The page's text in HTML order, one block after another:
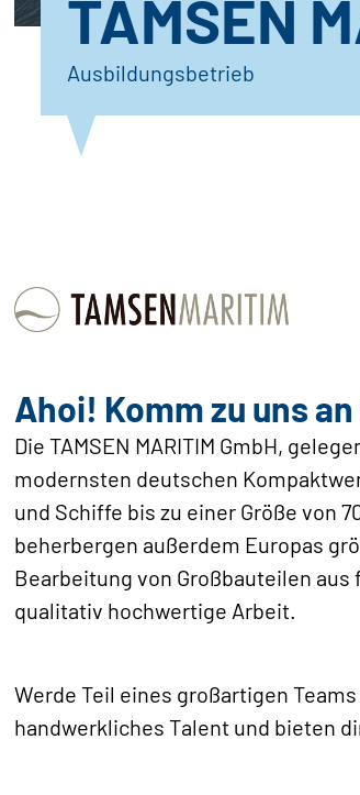
TAMSEN
Ausbildungsbetrieb
Ahoi! Komm zu uns
Die TAMSEN MARITIM GmbH,
modernsten deutschen
und Schiffe bis zu einer Größe von
beherbergen außerdem Europas
Bearbeitung von Großbauteilen
qualitativ hochwertige Arbeit.
Werde Teil eines großartigen
handwerkliches Talent und bieten